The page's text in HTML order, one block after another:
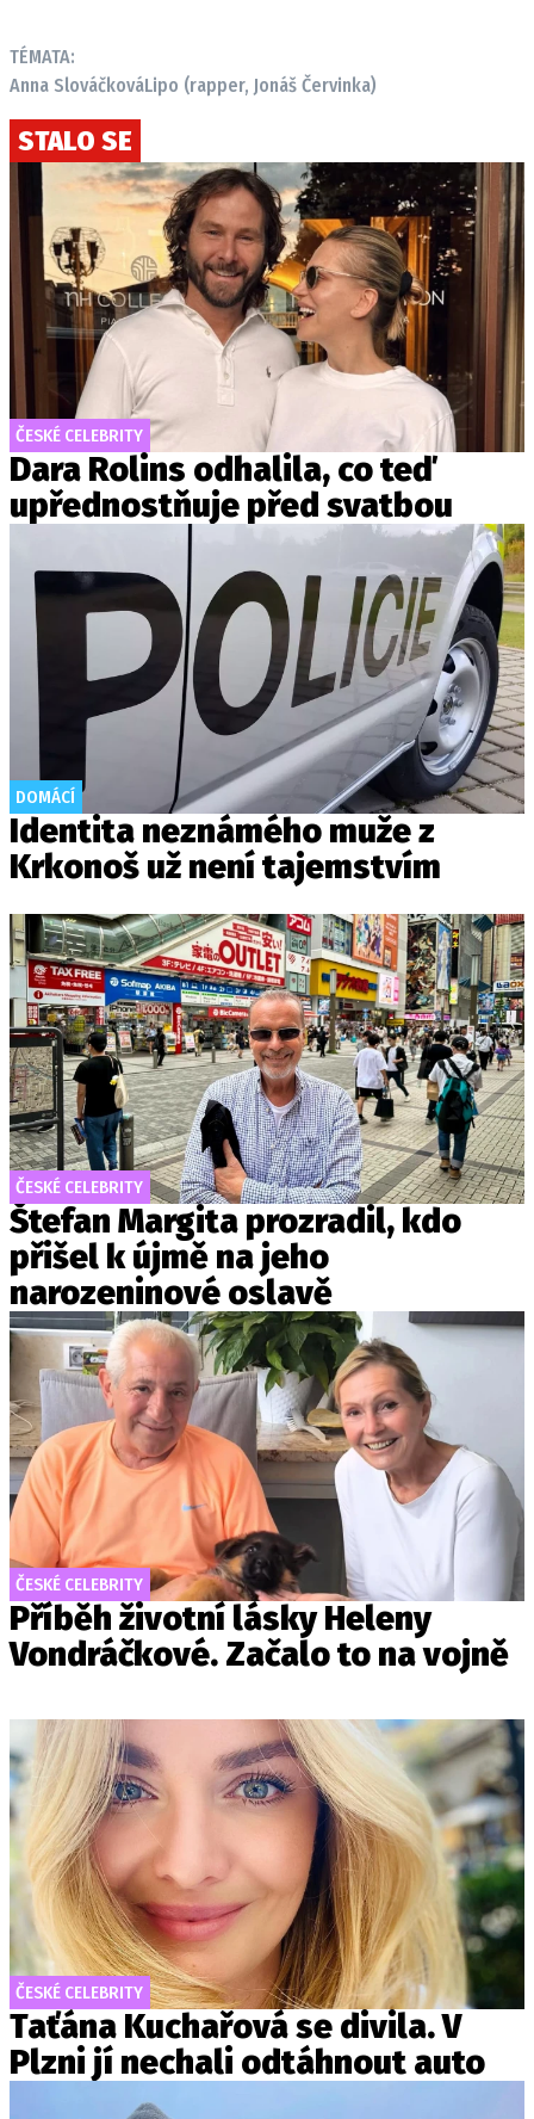
TÉMATA:
Anna SlováčkováLipo (rapper, Jonáš Červinka)
STALO SE
ČESKÉ CELEBRITY
Dara Rolins odhalila, co teď
upřednostňuje před svatbou
DOMÁCÍ
Identita neznámého muže z
Krkonoš už není tajemstvím
ČESKÉ CELEBRITY
Štefan Margita prozradil, kdo
přišel k újmě na jeho
narozeninové oslavě
ČESKÉ CELEBRITY
Příběh životní lásky Heleny
Vondráčkové. Začalo to na vojně
ČESKÉ CELEBRITY
Taťána Kuchařová se divila. V
Plzni jí nechali odtáhnout auto